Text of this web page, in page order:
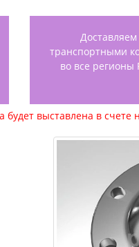
Доставляем
транспортными
во все
будет выставлена в